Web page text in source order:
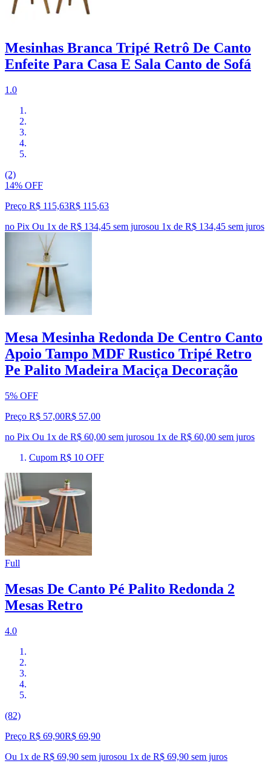
Mesinhas Branca Tripé Retrô De Canto
Enfeite Para Casa E Sala Canto de Sofá
1.0
(2)
14% OFF
Preço R$ 115,63R$ 115,63
no Pix Ou 1x de R$ 134,45 sem jurosou 1x de R$ 134,45 sem juros
Mesa Mesinha Redonda De Centro Canto
Apoio Tampo MDF Rustico Tripé Retro
Pe Palito Madeira Maciça Decoração
5% OFF
Preço R$ 57,00R$ 57,00
no Pix Ou 1x de R$ 60,00 sem jurosou 1x de R$ 60,00 sem juros
Cupom R$ 10 OFF
Full
Mesas De Canto Pé Palito Redonda 2
Mesas Retro
4.0
(82)
Preço R$ 69,90R$ 69,90
Ou 1x de R$ 69,90 sem jurosou 1x de R$ 69,90 sem juros